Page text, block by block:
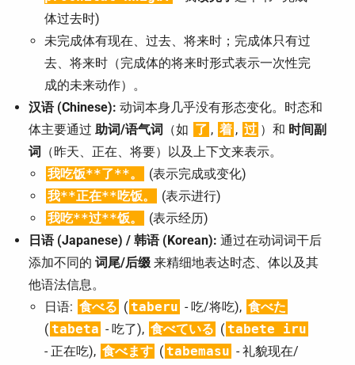
体过去时)
未完成体有现在、过去、将来时；完成体只有过
去、将来时（完成体的将来时形式表示一次性完
成的未来动作）。
汉语 (Chinese): 动词本身几乎没有形态变化。时态和
体主要通过 助词/语气词 （如 了 , 着 , 过 ）和 时间副
词
（昨天、正在、将要）以及上下文来表示。
我吃饭**了**。
(表示完成或变化)
我**正在**吃饭。
(表示进行)
我吃**过**饭。
(表示经历)
日语 (Japanese) / 韩语 (Korean): 通过在动词词干后
添加不同的 词尾/后缀 来精细地表达时态、体以及其
他语法信息。
日语: 食べる ( taberu - 吃/将吃), 食べた
( tabeta - 吃了), 食べている ( tabete iru
- 正在吃), 食べます ( tabemasu - 礼貌现在/